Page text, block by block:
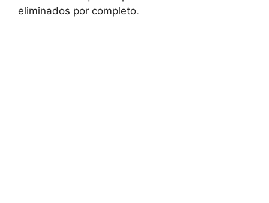
eliminados por completo.